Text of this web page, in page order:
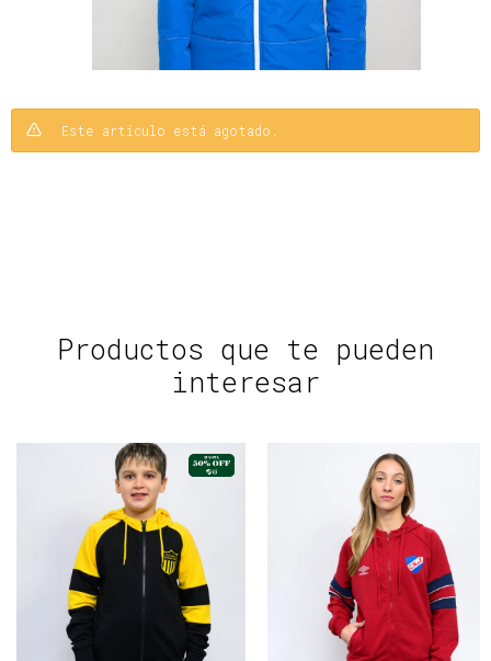
Este artículo está agotado.
Productos que te pueden
interesar